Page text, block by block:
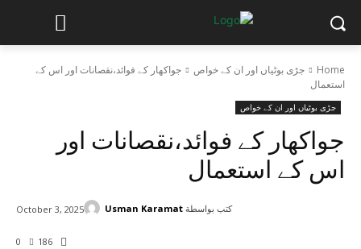
Home جڑی بوٹیاں اور ان کے خواص
جواکھار کے فوائد،نقصانات اور اس کے
استعمال
جڑی بوٹیاں اور ان کے خواص
جواکھار کے فوائد،نقصانات اور
اس کے استعمال
0 186
October 3, 2025 كتب بواسطة Usman Karamat